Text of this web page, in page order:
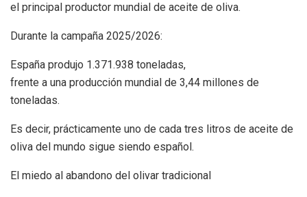
el principal productor mundial de aceite de oliva.
Durante la campaña 2025/2026:
España produjo 1.371.938 toneladas,
frente a una producción mundial de 3,44 millones de
toneladas.
Es decir, prácticamente uno de cada tres litros de aceite de
oliva del mundo sigue siendo español.
El miedo al abandono del olivar tradicional